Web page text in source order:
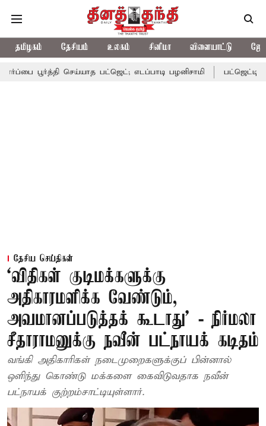
தமிழகம் தேசியம் உலகம் சினிமா விளையாட்டு
செய்யாத பட்ஜெட்; எடப்பாடி பழனிசாமி பட்ஜெட்டில் தவெக
தேசிய செய்திகள்
‘விதிகள் குடிமக்களுக்கு
அதிகாரமளிக்க வேண்டும்,
அவமானப்படுத்தக் கூடாது’ - நிர்மலா
சீதாராமனுக்கு நவீன் பட்நாயக் கடிதம்
வங்கி அதிகாரிகள் நடைமுறைகளுக்குப் பின்னால்
ஒளிந்து கொண்டு மக்களை கைவிடுவதாக நவீன்
பட்நாயக் குற்றம்சாட்டியுள்ளார்.